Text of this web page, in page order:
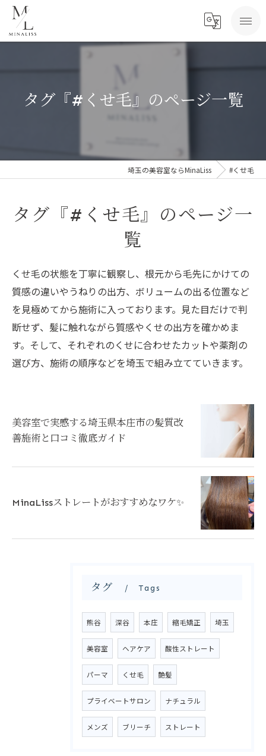
タグ『#くせ毛』のページ一覧
埼玉の美容室ならMinaLiss #くせ毛
タグ『#くせ毛』のページ一
覧
くせ毛の状態を丁寧に観察し、根元から毛先にかけての
質感の違いやうねりの出方、ボリュームの出る位置など
を見極めてから施術に入っております。見た目だけで判
断せず、髪に触れながら質感やくせの出方を確かめま
す。そして、それぞれのくせに合わせたカットや薬剤の
選び方、施術の順序などを埼玉で組み立てていきます。
美容室で実感する埼玉県本庄市の髪質改
善施術と口コミ徹底ガイド
MinaLissストレートがおすすめなワケ✨
タグ Tags
熊谷 深谷 本庄 縮毛矯正 埼玉
美容室 ヘアケア 酸性ストレート
パーマ くせ毛 艶髪
プライベートサロン ナチュラル
メンズ ブリーチ ストレート